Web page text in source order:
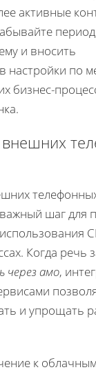
активные
и вносить
настройки по
бизнес-
шаг для
Когда речь
через амо,
и упрощать
к